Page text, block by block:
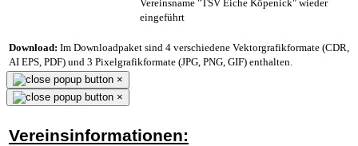
Vereinsname "TSV Eiche Köpenick" wieder
eingeführt
Download: Im Downloadpaket sind 4 verschiedene Vektorgrafikformate (CDR,
AI EPS, PDF) und 3 Pixelgrafikformate (JPG, PNG, GIF) enthalten.
×
×
Vereinsinformationen: